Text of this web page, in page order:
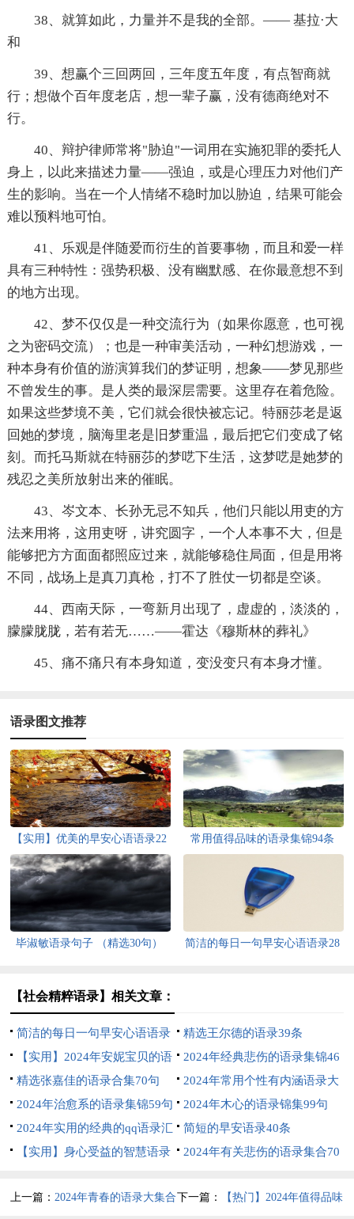
38、就算如此，力量并不是我的全部。—— 基拉·大
和
39、想赢个三回两回，三年度五年度，有点智商就
行；想做个百年度老店，想一辈子赢，没有德商绝对不
行。
40、辩护律师常将"胁迫"一词用在实施犯罪的委托人
身上，以此来描述力量——强迫，或是心理压力对他们产
生的影响。当在一个人情绪不稳时加以胁迫，结果可能会
难以预料地可怕。
41、乐观是伴随爱而衍生的首要事物，而且和爱一样
具有三种特性：强势积极、没有幽默感、在你最意想不到
的地方出现。
42、梦不仅仅是一种交流行为（如果你愿意，也可视
之为密码交流）；也是一种审美活动，一种幻想游戏，一
种本身有价值的游演算我们的梦证明，想象——梦见那些
不曾发生的事。是人类的最深层需要。这里存在着危险。
如果这些梦境不美，它们就会很快被忘记。特丽莎老是返
回她的梦境，脑海里老是旧梦重温，最后把它们变成了铭
刻。而托马斯就在特丽莎的梦呓下生活，这梦呓是她梦的
残忍之美所放射出来的催眠。
43、岑文本、长孙无忌不知兵，他们只能以用吏的方
法来用将，这用吏呀，讲究圆字，一个人本事不大，但是
能够把方方面面都照应过来，就能够稳住局面，但是用将
不同，战场上是真刀真枪，打不了胜仗一切都是空谈。
44、西南天际，一弯新月出现了，虚虚的，淡淡的，
朦朦胧胧，若有若无……——霍达《穆斯林的葬礼》
45、痛不痛只有本身知道，变没变只有本身才懂。
语录图文推荐
【实用】优美的早安心语语录22
句
常用值得品味的语录集锦94条
毕淑敏语录句子 （精选30句）
简洁的每日一句早安心语语录28
【社会精粹语录】相关文章：
简洁的每日一句早安心语语录
大集合52条
精选王尔德的语录39条
【实用】2024年安妮宝贝的语
录汇编60条
2024年经典悲伤的语录集锦46
条
精选张嘉佳的语录合集70句
2024年常用个性有内涵语录大
汇总99条
2024年治愈系的语录集锦59句
2024年木心的语录锦集99句
2024年实用的经典的qq语录汇
编50条
简短的早安语录40条
【实用】身心受益的智慧语录
2024年有关悲伤的语录集合70
上一篇： 2024年青春的语录大集合下一篇：
【热门】2024年值得品味